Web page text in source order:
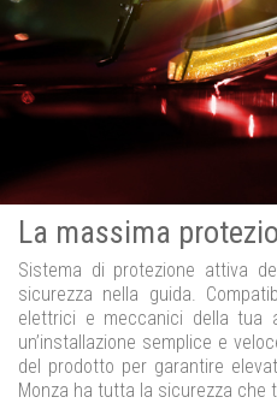
La massima
Sistema di protezione attiva
sicurezza nella guida.
elettrici e meccanici della tua
un’installazione semplice e
del prodotto per garantire
Monza ha tutta la sicurezza che